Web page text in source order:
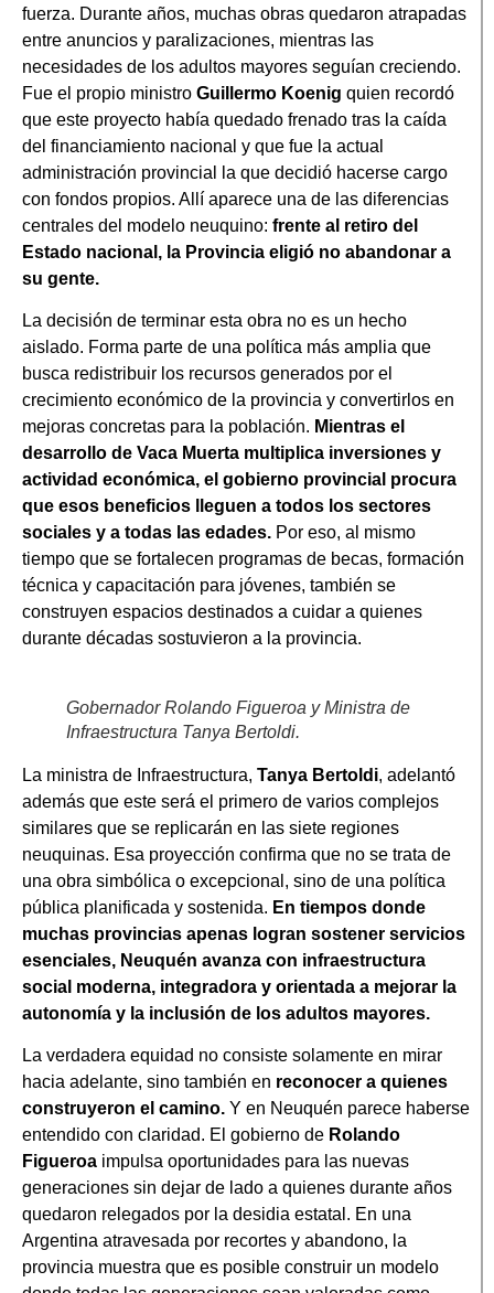
fuerza. Durante años, muchas obras quedaron atrapadas
entre anuncios y paralizaciones, mientras las
necesidades de los adultos mayores seguían creciendo.
Fue el propio ministro Guillermo Koenig quien recordó
que este proyecto había quedado frenado tras la caída
del financiamiento nacional y que fue la actual
administración provincial la que decidió hacerse cargo
con fondos propios. Allí aparece una de las diferencias
centrales del modelo neuquino: frente al retiro del
Estado nacional, la Provincia eligió no abandonar a
su gente.
La decisión de terminar esta obra no es un hecho
aislado. Forma parte de una política más amplia que
busca redistribuir los recursos generados por el
crecimiento económico de la provincia y convertirlos en
mejoras concretas para la población. Mientras el
desarrollo de Vaca Muerta multiplica inversiones y
actividad económica, el gobierno provincial procura
que esos beneficios lleguen a todos los sectores
sociales y a todas las edades. Por eso, al mismo
tiempo que se fortalecen programas de becas, formación
técnica y capacitación para jóvenes, también se
construyen espacios destinados a cuidar a quienes
durante décadas sostuvieron a la provincia.
Gobernador Rolando Figueroa y Ministra de
Infraestructura Tanya Bertoldi.
La ministra de Infraestructura, Tanya Bertoldi, adelantó
además que este será el primero de varios complejos
similares que se replicarán en las siete regiones
neuquinas. Esa proyección confirma que no se trata de
una obra simbólica o excepcional, sino de una política
pública planificada y sostenida. En tiempos donde
muchas provincias apenas logran sostener servicios
esenciales, Neuquén avanza con infraestructura
social moderna, integradora y orientada a mejorar la
autonomía y la inclusión de los adultos mayores.
La verdadera equidad no consiste solamente en mirar
hacia adelante, sino también en reconocer a quienes
construyeron el camino. Y en Neuquén parece haberse
entendido con claridad. El gobierno de Rolando
Figueroa impulsa oportunidades para las nuevas
generaciones sin dejar de lado a quienes durante años
quedaron relegados por la desidia estatal. En una
Argentina atravesada por recortes y abandono, la
provincia muestra que es posible construir un modelo